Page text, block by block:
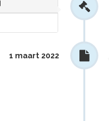
1 maart 2022